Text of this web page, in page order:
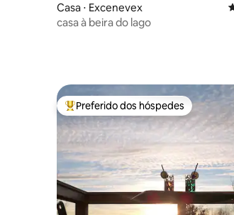
Casa ⋅ Excenevex
casa à beira do lago
Entre os melhores preferidos dos
Preferido dos hóspedes